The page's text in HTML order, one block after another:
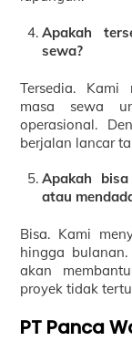
Apakah
sewa?
Tersedia. Kami
masa sewa
operasional.
berjalan lancar
Apakah
atau
Bisa. Kami
hingga
akan
proyek tidak
PT Panca